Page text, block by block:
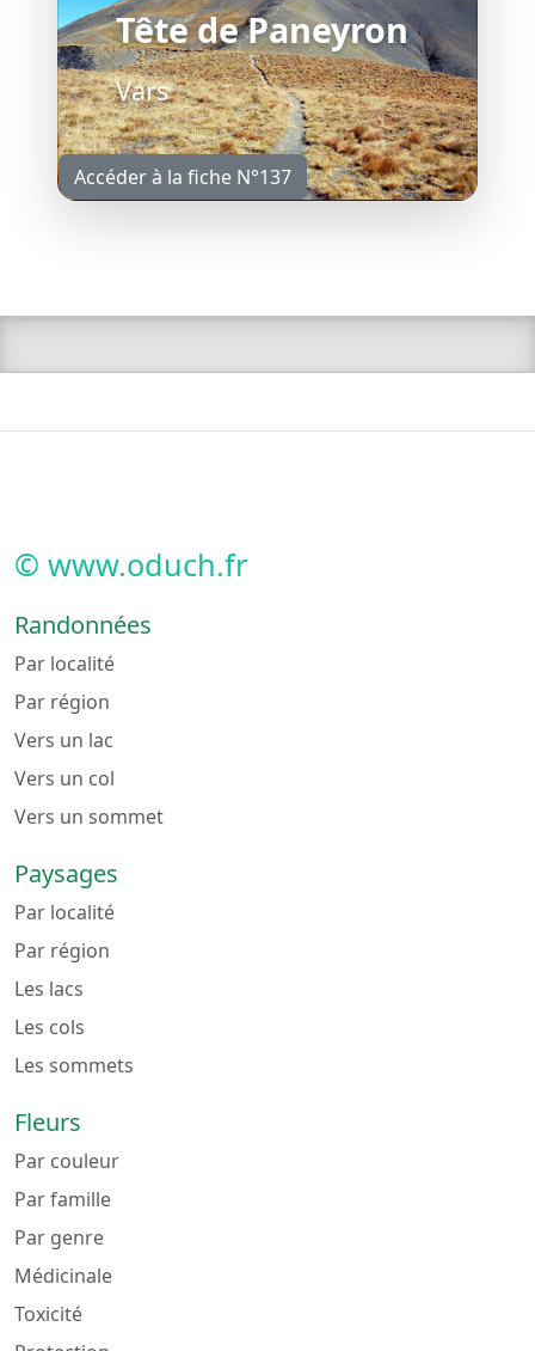
Tête de Paneyron
Vars
Accéder à la fiche N°137
© www.oduch.fr
Randonnées
Par localité
Par région
Vers un lac
Vers un col
Vers un sommet
Paysages
Par localité
Par région
Les lacs
Les cols
Les sommets
Fleurs
Par couleur
Par famille
Par genre
Médicinale
Toxicité